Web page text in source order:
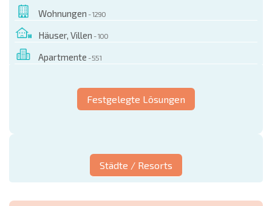
Wohnungen - 1290
Häuser, Villen - 100
Apartmente - 551
Festgelegte Lösungen
Städte / Resorts